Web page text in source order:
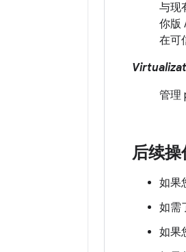
与现
你版
在可
管理
后续操
如果
如需
如果